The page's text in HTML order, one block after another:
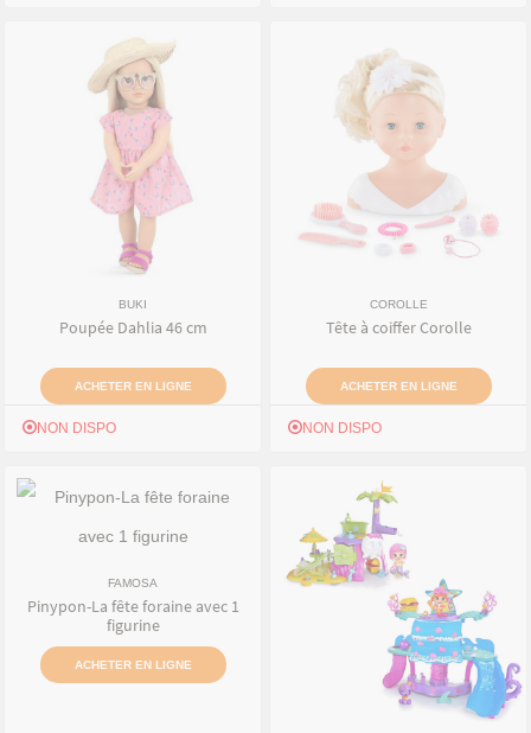
BUKI
Poupée Dahlia 46 cm
ACHETER EN LIGNE
NON DISPO
COROLLE
Tête à coiffer Corolle
ACHETER EN LIGNE
NON DISPO
FAMOSA
Pinypon-La fête foraine avec 1
figurine
ACHETER EN LIGNE